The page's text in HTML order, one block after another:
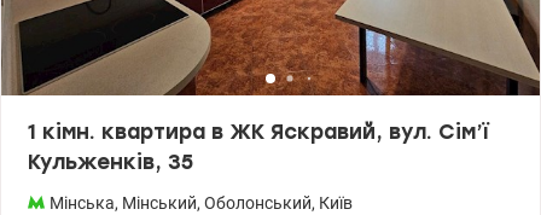
1 кімн. квартира в ЖК Яскравий, вул. Сім’ї
Кульженків, 35
Мінська, Мінський, Оболонський, Київ